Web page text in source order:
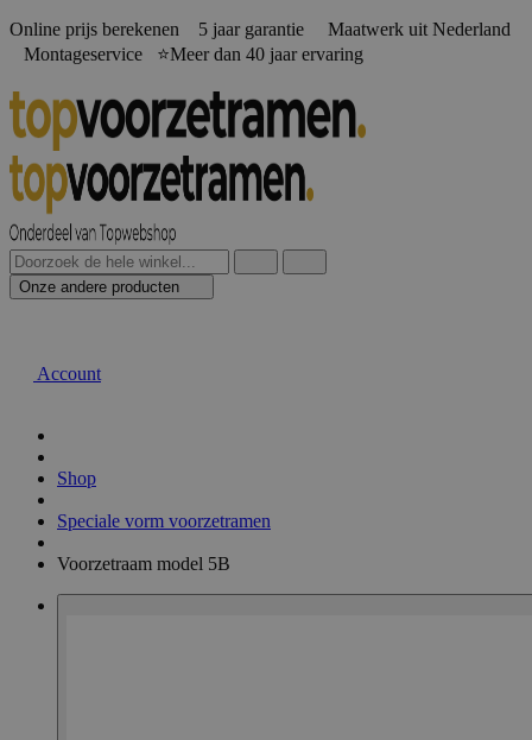
Online prijs berekenen️ 5 jaar garantie Maatwerk uit Nederland
Montageservice ⭐Meer dan 40 jaar ervaring
Onze andere producten
Account
Shop
Speciale vorm voorzetramen
Voorzetraam model 5B